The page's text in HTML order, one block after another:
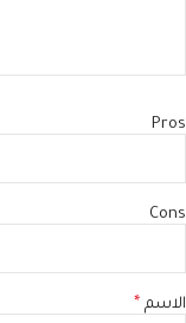
Pros
Cons
الاسم *